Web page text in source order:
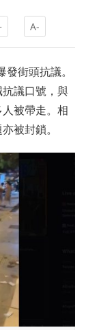
A-
街頭抗議。
議口號，與
被帶走。相
被封鎖。